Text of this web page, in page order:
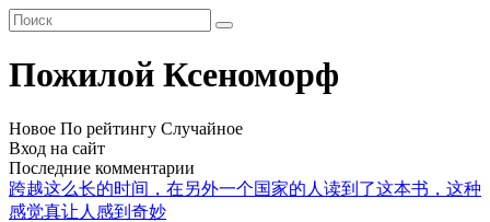
Пожилой Ксеноморф
Новое По рейтингу Случайное
Вход на сайт
Последние комментарии
跨越这么长的时间，在另外一个国家的人读到了这本书，这种
感觉真让人感到奇妙